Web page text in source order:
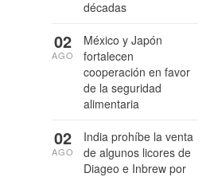
décadas
México y Japón
fortalecen
cooperación en favor
de la seguridad
alimentaria
02
AGO
India prohíbe la venta
de algunos licores de
Diageo e Inbrew por
02
AGO